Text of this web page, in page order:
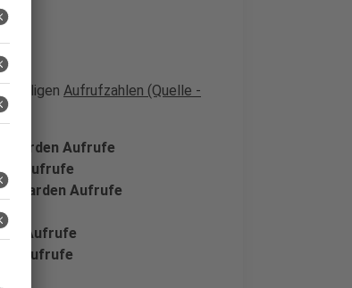
Aufrufzahlen (Quelle -
Aufrufe
Aufrufe
Aufrufe
Aufrufe
Aufrufe